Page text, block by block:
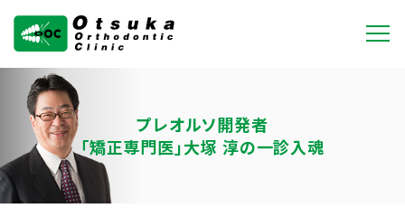
大塚矯正歯科クリニ
ック
プレオルソ開発者
「矯正専門医」大塚 淳の一診入魂